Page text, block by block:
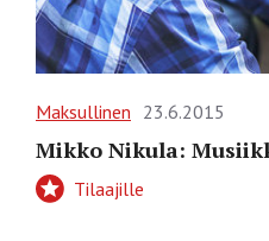
Maksullinen 23.6.2015
Mikko Nikula:
Tilaajille